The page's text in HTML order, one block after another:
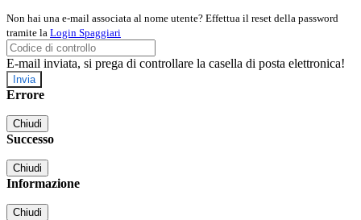
Non hai una e-mail associata al nome utente? Effettua il reset della password
tramite la Login Spaggiari
E-mail inviata, si prega di controllare la casella di posta elettronica!
Errore
Chiudi
Successo
Chiudi
Informazione
Chiudi